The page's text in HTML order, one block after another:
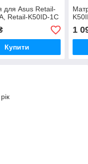
для Asus Retail-
Retail-K50ID-1C
Купити
1